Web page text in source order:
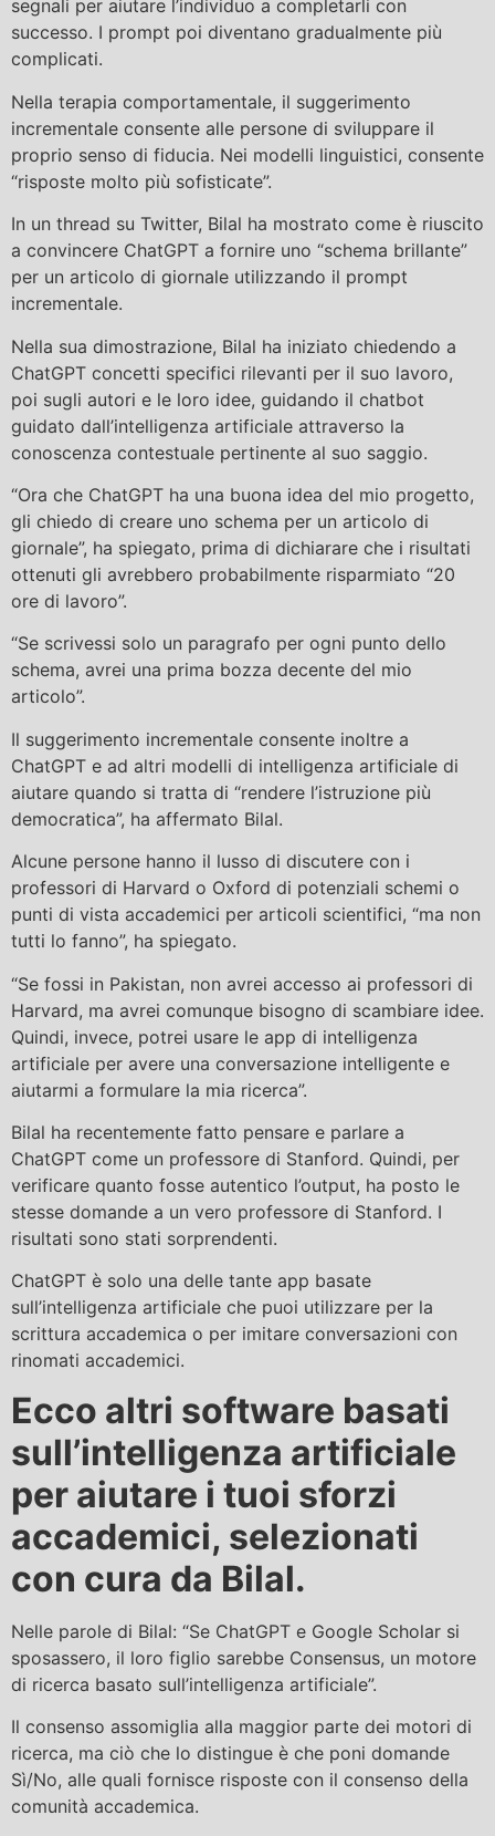
segnali per aiutare l’individuo a completarli con
successo. I prompt poi diventano gradualmente più
complicati.
Nella terapia comportamentale, il suggerimento
incrementale consente alle persone di sviluppare il
proprio senso di fiducia. Nei modelli linguistici, consente
“risposte molto più sofisticate”.
In un thread su Twitter, Bilal ha mostrato come è riuscito
a convincere ChatGPT a fornire uno “schema brillante”
per un articolo di giornale utilizzando il prompt
incrementale.
Nella sua dimostrazione, Bilal ha iniziato chiedendo a
ChatGPT concetti specifici rilevanti per il suo lavoro,
poi sugli autori e le loro idee, guidando il chatbot
guidato dall’intelligenza artificiale attraverso la
conoscenza contestuale pertinente al suo saggio.
“Ora che ChatGPT ha una buona idea del mio progetto,
gli chiedo di creare uno schema per un articolo di
giornale”, ha spiegato, prima di dichiarare che i risultati
ottenuti gli avrebbero probabilmente risparmiato “20
ore di lavoro”.
“Se scrivessi solo un paragrafo per ogni punto dello
schema, avrei una prima bozza decente del mio
articolo”.
Il suggerimento incrementale consente inoltre a
ChatGPT e ad altri modelli di intelligenza artificiale di
aiutare quando si tratta di “rendere l’istruzione più
democratica”, ha affermato Bilal.
Alcune persone hanno il lusso di discutere con i
professori di Harvard o Oxford di potenziali schemi o
punti di vista accademici per articoli scientifici, “ma non
tutti lo fanno”, ha spiegato.
“Se fossi in Pakistan, non avrei accesso ai professori di
Harvard, ma avrei comunque bisogno di scambiare idee.
Quindi, invece, potrei usare le app di intelligenza
artificiale per avere una conversazione intelligente e
aiutarmi a formulare la mia ricerca”.
Bilal ha recentemente fatto pensare e parlare a
ChatGPT come un professore di Stanford. Quindi, per
verificare quanto fosse autentico l’output, ha posto le
stesse domande a un vero professore di Stanford. I
risultati sono stati sorprendenti.
ChatGPT è solo una delle tante app basate
sull’intelligenza artificiale che puoi utilizzare per la
scrittura accademica o per imitare conversazioni con
rinomati accademici.
Ecco altri software basati
sull’intelligenza artificiale
per aiutare i tuoi sforzi
accademici, selezionati
con cura da Bilal.
Nelle parole di Bilal: “Se ChatGPT e Google Scholar si
sposassero, il loro figlio sarebbe Consensus, un motore
di ricerca basato sull’intelligenza artificiale”.
Il consenso assomiglia alla maggior parte dei motori di
ricerca, ma ciò che lo distingue è che poni domande
Sì/No, alle quali fornisce risposte con il consenso della
comunità accademica.